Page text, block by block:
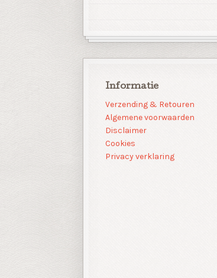
Informatie
Verzending & Retouren
Algemene voorwaarden
Disclaimer
Cookies
Privacy verklaring